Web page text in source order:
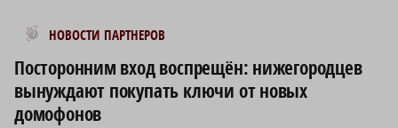
НОВОСТИ ПАРТНЕРОВ
Новости МирТесен
Посторонним вход воспрещён: нижегородцев
вынуждают покупать ключи от новых
домофонов